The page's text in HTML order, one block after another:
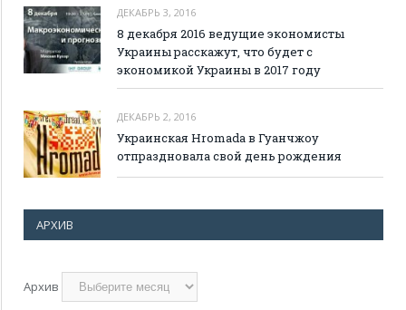
ДЕКАБРЬ 3, 2016
8 декабря 2016 ведущие экономисты
Украины расскажут, что будет с
экономикой Украины в 2017 году
ДЕКАБРЬ 2, 2016
Украинская Hromada в Гуанчжоу
отпраздновала свой день рождения
АРХИВ
Архив